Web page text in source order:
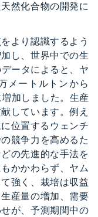
然化合物の開発に
より認識するよう
し、世界中での生
ータによると、ヤ
メートルトンから
加しました。生産
しています。例え
位置するウェンチ
競争力を高めるた
の先進的な手法を
かかわらず、ヤム
強く、栽培は収益
産量の増加、需要
が、予測期間中の